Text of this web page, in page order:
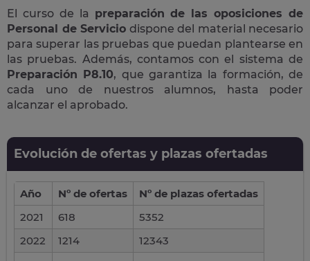
El curso de la preparación de las oposiciones de
Personal de Servicio dispone del material necesario
para superar las pruebas que puedan plantearse en
las pruebas. Además, contamos con el sistema de
Preparación P8.10, que garantiza la formación, de
cada uno de nuestros alumnos, hasta poder
alcanzar el aprobado.
Evolución de ofertas y plazas ofertadas
Año Nº de ofertas
Nº de plazas ofertadas
2021
618
5352
2022
1214
12343